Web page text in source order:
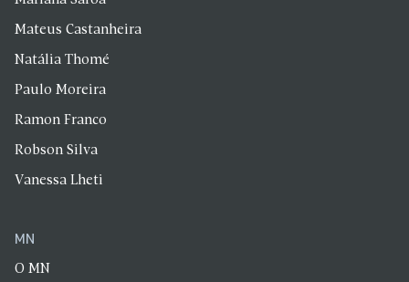
Mateus Castanheira
Natália Thomé
Paulo Moreira
Ramon Franco
Robson Silva
Vanessa Lheti
MN
O MN